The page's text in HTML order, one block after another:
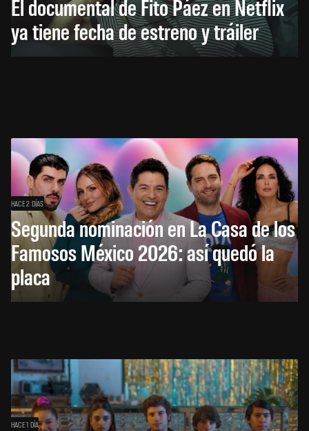
El documental de Fito Páez en Netflix
ya tiene fecha de estreno y tráiler
HACE 2 DÍAS
Segunda nominación en La Casa de los
Famosos México 2026: así quedó la
placa
HACE 1 DÍA